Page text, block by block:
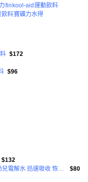
finkool-aid運動飲料
飲料寶礦力水得
$172
$96
$132
Glory Nutria維維樂 R3 PLUS活力平衡飲品 幼兒電解水 迅速吸收 恢復體力 $80